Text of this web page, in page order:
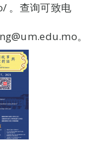
。查询可致电
。